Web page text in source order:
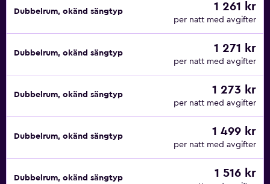
Dubbelrum, okänd sängtyp 1 261 kr
per natt med avgifter
Dubbelrum, okänd sängtyp 1 271 kr
per natt med avgifter
Dubbelrum, okänd sängtyp 1 273 kr
per natt med avgifter
Dubbelrum, okänd sängtyp 1 499 kr
per natt med avgifter
Dubbelrum, okänd sängtyp 1 516 kr